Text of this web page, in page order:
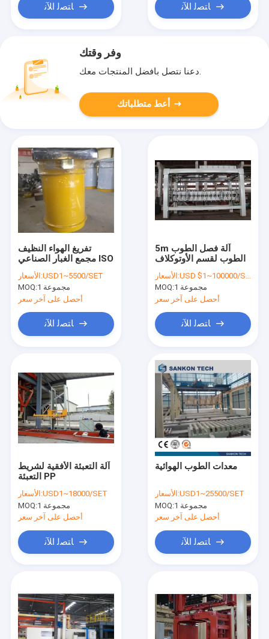
المنتجات
حول بنا
ﺎﺘﺼﻟ ﺍﻶﻧ ﺎﺘﺼﻟ ﺍﻶﻧ
وفر وقتك
دعنا نتصل بأفضل المنتجات معك.
أعط متطلباتك
تفريغ الهواء النظيف
مجمع الغبار الصناعي ISO
الأسعار:USD1~5500/SET
MOQ:
1 مجموعة
أحصل على آخر سعر
ﺎﺘﺼﻟ ﺍﻶﻧ
5m آلة فصل الطوب
الطوب لقسم الأوتوكلاف
الأسعار:USD $1~100000/SET
MOQ:
1 مجموعة
أحصل على آخر سعر
ﺎﺘﺼﻟ ﺍﻶﻧ
آلة التعبئة الأفقية لشريط
التعبئة PP
الأسعار:USD1~18000/SET
MOQ:
1 مجموعة
أحصل على آخر سعر
ﺎﺘﺼﻟ ﺍﻶﻧ
معدات الطوب الهوائية
الأسعار:USD1~25500/SET
MOQ:
1 مجموعة
أحصل على آخر سعر
ﺎﺘﺼﻟ ﺍﻶﻧ